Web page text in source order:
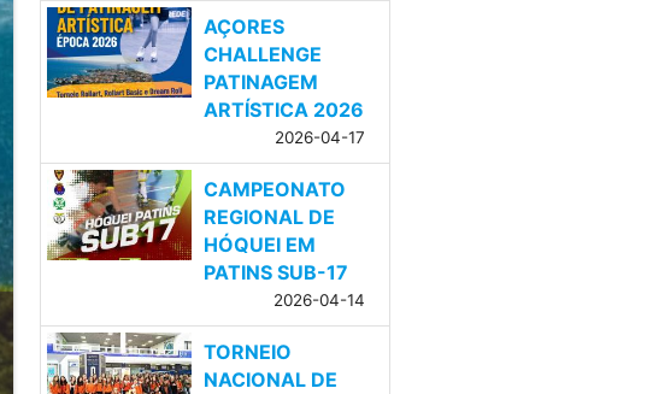
AÇORES
CHALLENGE
PATINAGEM
ARTÍSTICA 2026
2026-04-17
CAMPEONATO
REGIONAL DE
HÓQUEI EM
PATINS SUB-17
2026-04-14
TORNEIO
NACIONAL DE